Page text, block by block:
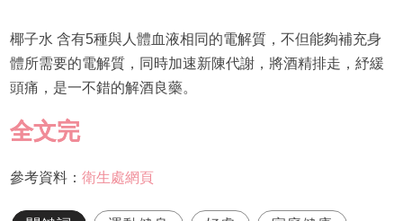
椰子水 含有5種與人體血液相同的電解質，不但能夠補充身
體所需要的電解質，同時加速新陳代謝，將酒精排走，紓緩
頭痛，是一不錯的解酒良藥。
全文完
參考資料： 衛生處網頁